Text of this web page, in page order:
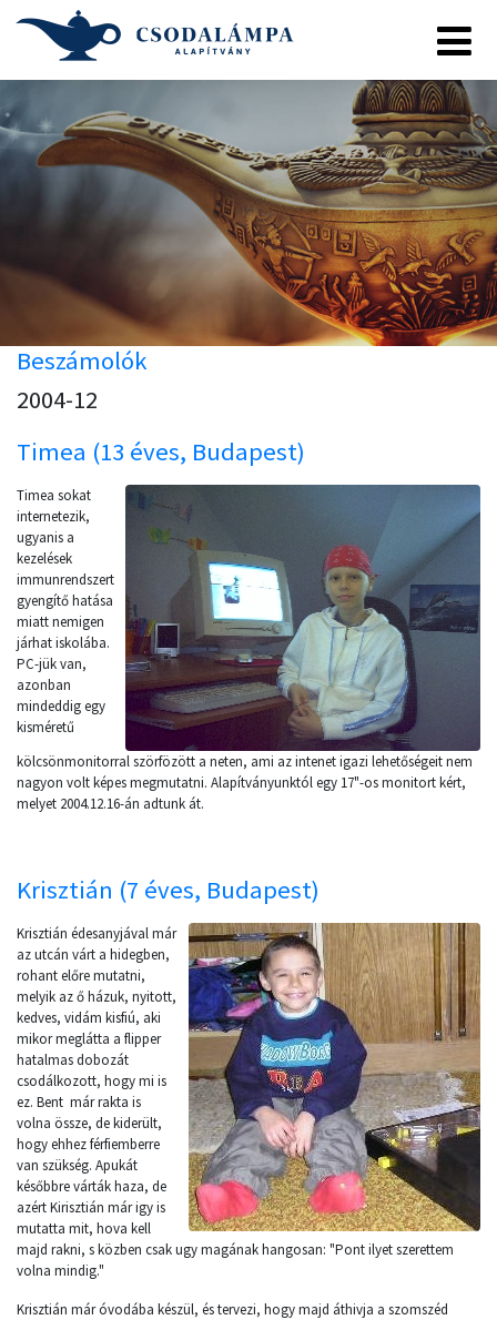
Beszámolók
2004-12
Timea (13 éves, Budapest)
Timea sokat
internetezik,
ugyanis a
kezelések
immunrendszert
gyengítő hatása
miatt nemigen
járhat iskolába.
PC-jük van,
azonban
mindeddig egy
kisméretű
kölcsönmonitorral szörfözött a neten, ami az intenet igazi lehetőségeit nem
nagyon volt képes megmutatni. Alapítványunktól egy 17"-os monitort kért,
melyet 2004.12.16-án adtunk át.
Krisztián (7 éves, Budapest)
Krisztián édesanyjával már
az utcán várt a hidegben,
rohant előre mutatni,
melyik az ő házuk, nyitott,
kedves, vidám kisfiú, aki
mikor meglátta a flipper
hatalmas dobozát
csodálkozott, hogy mi is
ez. Bent már rakta is
volna össze, de kiderült,
hogy ehhez férfiemberre
van szükség. Apukát
későbbre várták haza, de
azért Kirisztián már igy is
mutatta mit, hova kell
majd rakni, s közben csak ugy magának hangosan: "Pont ilyet szerettem
volna mindig."
Krisztián már óvodába készül, és tervezi, hogy majd áthivja a szomszéd